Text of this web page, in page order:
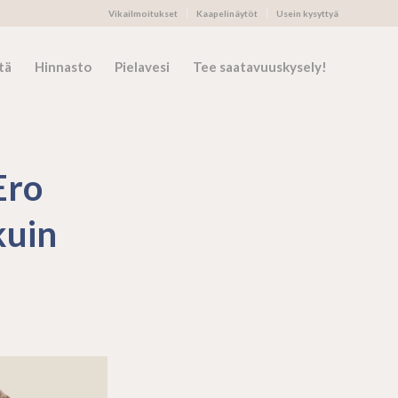
Vikailmoitukset Kaapelinäytöt Usein kysyttyä
Hinnasto Pielavesi Tee saatavuuskysely!